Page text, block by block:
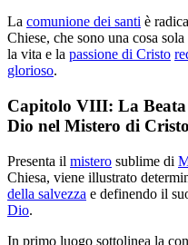
La comunione dei santi è
Chiese, che sono una cosa sola
la vita e la passione di Cristo
glorioso.
Capitolo VIII: La
Dio nel Mistero di
Presenta il mistero sublime di
Chiesa, viene illustrato
della salvezza e definendo il
Dio.
In primo luogo sottolinea la